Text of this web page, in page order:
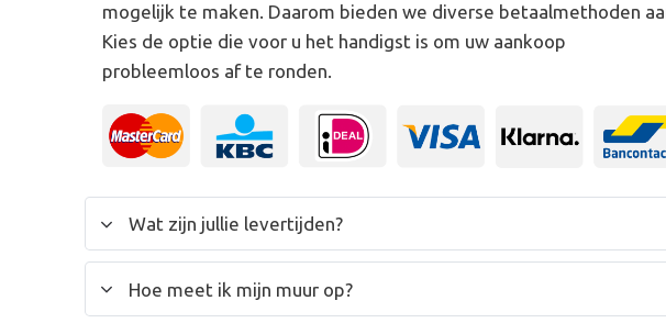
mogelijk te maken. Daarom bieden we diverse betaalmethoden
Kies de optie die voor u het handigst is om uw aankoop
probleemloos af te ronden.
Wat zijn jullie levertijden?
Hoe meet ik mijn muur op?